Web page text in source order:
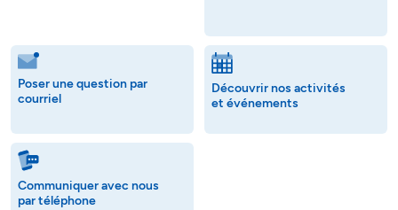
Poser une question par
courriel
Découvrir nos activités
et événements
Communiquer avec nous
par téléphone